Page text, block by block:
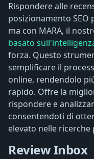
Rispondere alle
posizionamento SEO
ma con MARA, il
basato
forza. Questo
semplificare il
online, rendendolo
rapido. Offre la
rispondere e
consentendoti di
elevato nelle
Review Inbox